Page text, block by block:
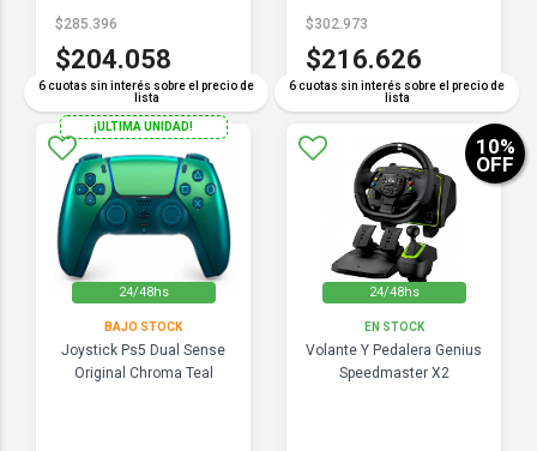
6 cuotas sin interés sobre el precio de
lista
$285.396
$204.058
6 cuotas sin interés sobre el precio de
lista
$302.973
$216.626
24/48hs
¡ULTIMA UNIDAD!
BAJO STOCK
Joystick Ps5 Dual Sense
Original Chroma Teal
24/48hs
EN STOCK
Volante Y Pedalera Genius
Speedmaster X2
10%
OFF